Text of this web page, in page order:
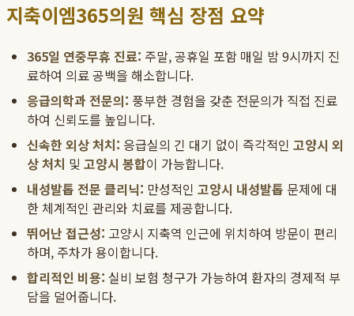
지축이엠365의원 핵심 장점 요약
365일 연중무휴 진료: 주말, 공휴일 포함 매일 밤 9시까지 진
료하여 의료 공백을 해소합니다.
응급의학과 전문의: 풍부한 경험을 갖춘 전문의가 직접 진료
하여 신뢰도를 높입니다.
신속한 외상 처치: 응급실의 긴 대기 없이 즉각적인 고양시 외
상 처치 및 고양시 봉합이 가능합니다.
내성발톱 전문 클리닉: 만성적인 고양시 내성발톱 문제에 대
한 체계적인 관리와 치료를 제공합니다.
뛰어난 접근성: 고양시 지축역 인근에 위치하여 방문이 편리
하며, 주차가 용이합니다.
합리적인 비용: 실비 보험 청구가 가능하여 환자의 경제적 부
담을 덜어줍니다.